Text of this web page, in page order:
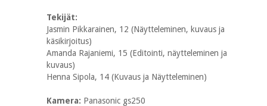
Tekijät:
Jasmin Pikkarainen, 12 (Näytteleminen, kuvaus ja
käsikirjoitus)
Amanda Rajaniemi, 15 (Editointi, näytteleminen ja
kuvaus)
Henna Sipola, 14 (Kuvaus ja Näytteleminen)
Kamera: Panasonic gs250